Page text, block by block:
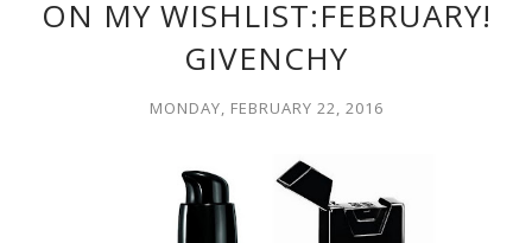
ON MY WISHLIST:FEBRUARY!
GIVENCHY
MONDAY, FEBRUARY 22, 2016